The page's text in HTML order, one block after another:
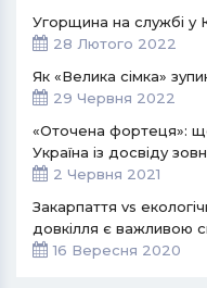
Угорщина на службі у
28 Лютого 2022
Як «Велика сімка»
29 Червня 2022
«Оточена фортеця»:
Україна із досвіду
2 Червня 2021
Закарпаття vs
довкілля є важливою
16 Вересня 2020